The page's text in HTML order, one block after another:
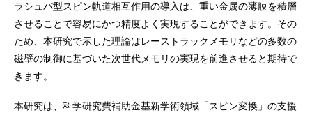
ラシュバ型スピン軌道相互作用の導入は、重い金属の薄膜を積層
させることで容易にかつ精度よく実現することができます。その
ため、本研究で示した理論はレーストラックメモリなどの多数の
磁壁の制御に基づいた次世代メモリの実現を前進させると期待で
きます。
本研究は、科学研究費補助金基新学術領域「スピン変換」の支援